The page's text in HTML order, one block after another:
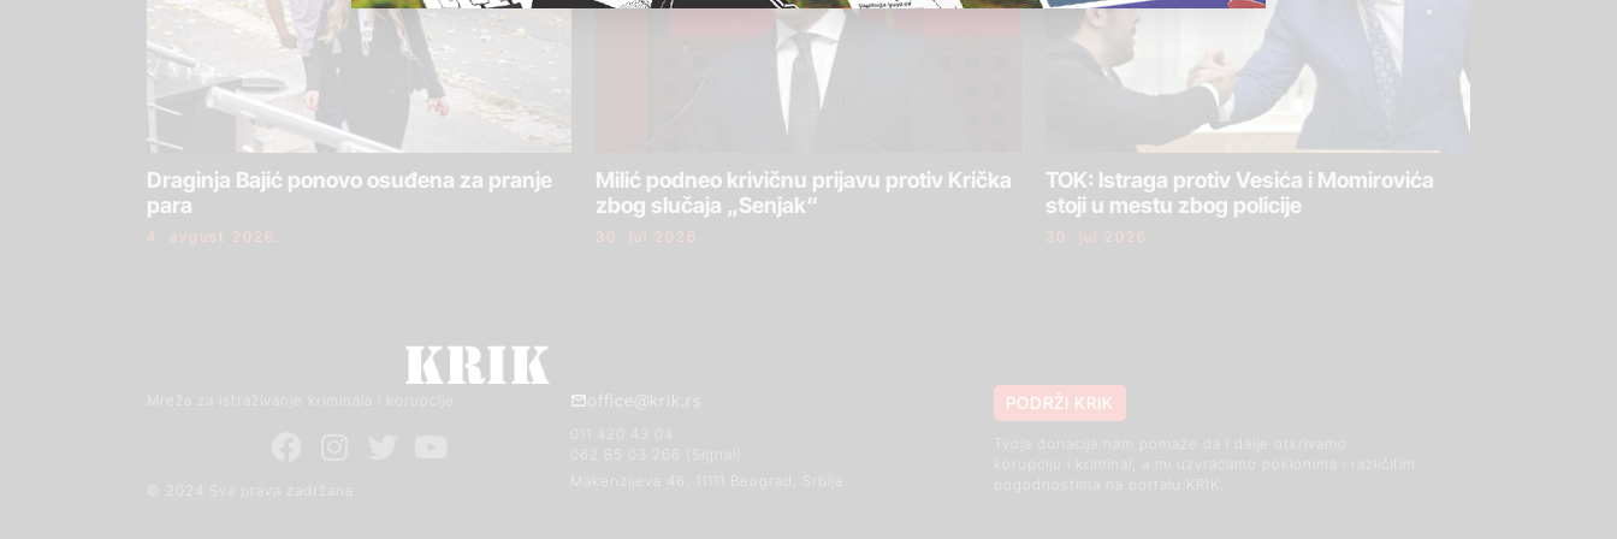
Draginja Bajić ponovo osuđena za pranje
para
4. avgust 2026.
Milić podneo krivičnu prijavu protiv Krička
zbog slučaja „Senjak“
30. jul 2026.
TOK: Istraga protiv Vesića i Momirovića
stoji u mestu zbog policije
30. jul 2026.
Mreža za istraživanje kriminala i korupcije
© 2024 Sva prava zadržana
office@krik.rs
011 420 43 04
Makenzijeva 46, 11111 Beograd, Srbija
PODRŽI KRIK
Tvoja donacija nam pomaže da i dalje otkrivamo
korupciju i kriminal, a mi uzvraćamo poklonima i različitim
pogodnostima na portalu KRIK.